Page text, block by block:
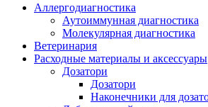
Аллергодиагностика
Аутоиммунная диагностика
Молекулярная диагностика
Ветеринария
Расходные материалы и аксессуары
Дозатори
Дозатори
Наконечники для